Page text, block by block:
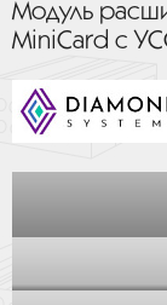
Модуль
MiniCard с